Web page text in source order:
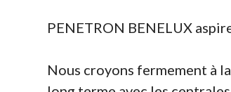
PENETRON BENELUX
Nous croyons fermement à